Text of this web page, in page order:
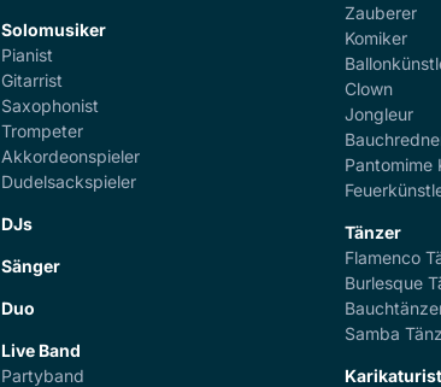
Solomusiker
Pianist
Gitarrist
Saxophonist
Trompeter
Akkordeonspieler
Dudelsackspieler
DJs
Sänger
Duo
Live Band
Partyband
Zauberer
Komiker
Clown
Jongleur
Pantomime
Tänzer
Flamenco
Burlesque
Samba